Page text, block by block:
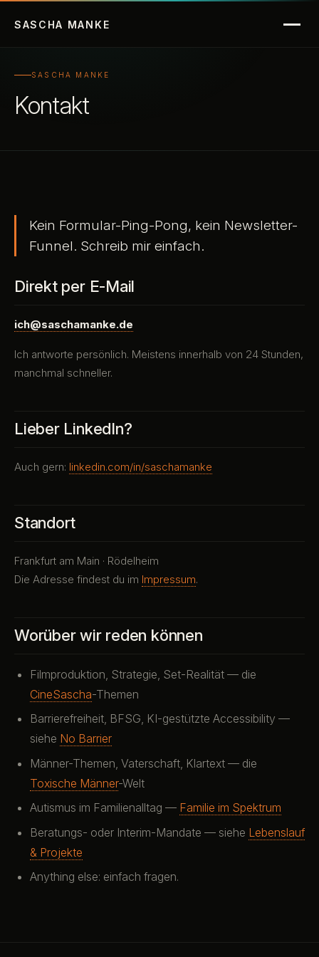
SASCHA MANKE
Über mich
KI-News
Kontakt
SASCHA MANKE
Kontakt
Kein Formular-Ping-Pong, kein Newsletter-
Funnel. Schreib mir einfach.
Direkt per E-Mail
ich@saschamanke.de
Ich antworte persönlich. Meistens innerhalb von 24 Stunden,
manchmal schneller.
Lieber LinkedIn?
Auch gern: linkedin.com/in/saschamanke
Standort
Frankfurt am Main · Rödelheim
Die Adresse findest du im Impressum.
Worüber wir reden können
Filmproduktion, Strategie, Set-Realität — die
CineSascha-Themen
Barrierefreiheit, BFSG, KI-gestützte Accessibility —
siehe No Barrier
Männer-Themen, Vaterschaft, Klartext — die
Toxische Männer-Welt
Autismus im Familienalltag — Familie im Spektrum
Beratungs- oder Interim-Mandate — siehe Lebenslauf
& Projekte
Anything else: einfach fragen.